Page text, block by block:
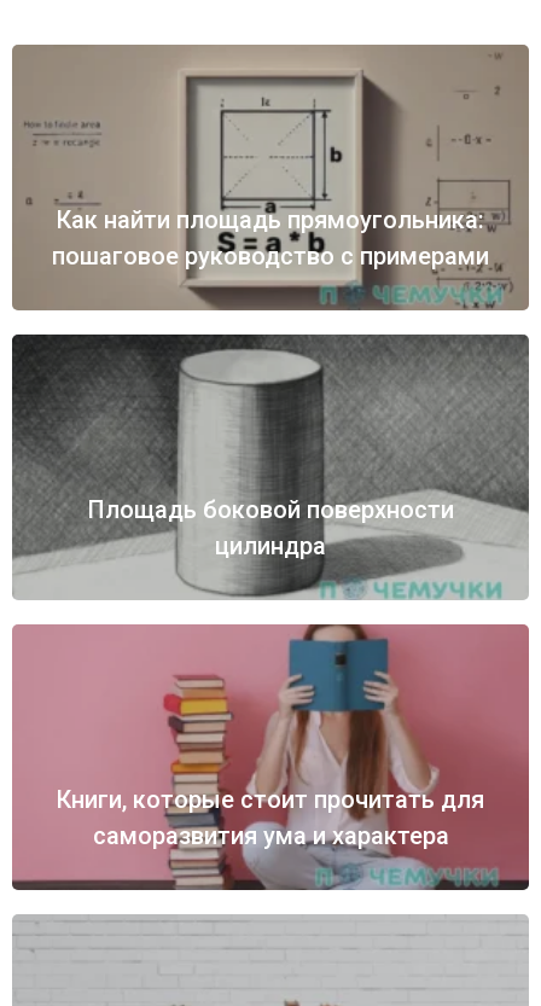
Как найти площадь прямоугольника:
пошаговое руководство с примерами
Площадь боковой поверхности
цилиндра
Книги, которые стоит прочитать для
саморазвития ума и характера